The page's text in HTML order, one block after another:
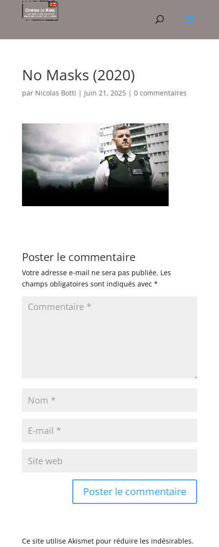
No Masks (2020)
par Nicolas Botti | Juin 21, 2025| 0 commentaires
Poster le commentaire
Votre adresse e-mail ne sera pas publiée. Les
champs obligatoires sont indiqués avec *
Ce site utilise Akismet pour réduire les indésirables.